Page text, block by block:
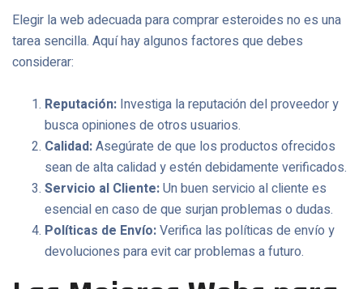
Elegir la web adecuada para comprar esteroides no es una
tarea sencilla. Aquí hay algunos factores que debes
considerar:
Reputación: Investiga la reputación del proveedor y
busca opiniones de otros usuarios.
Calidad:Asegúrate de que los productos ofrecidos
sean de alta calidad y estén debidamente verificados.
Servicio al Cliente:Un buen servicio al cliente es
esencial en caso de que surjan problemas o dudas.
Políticas de Envío:Verifica las políticas de envío y
devoluciones para evit car problemas a futuro.